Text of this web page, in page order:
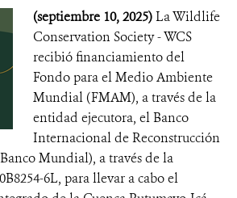
(septiembre 10, 2025)La Wildlife
Conservation Society - WCS
recibió financiamiento del
Fondo para el Medio Ambiente
Mundial (FMAM), a través de la
entidad ejecutora, el Banco
Internacional de Reconstrucción
Mundial), a través de la
6L, para llevar a cabo el